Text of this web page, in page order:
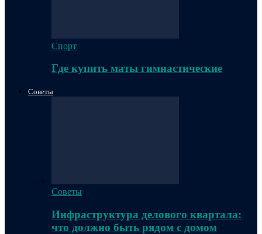
Спорт
Где купить маты гимнастические
Советы
Советы
Инфраструктура делового квартала:
что должно быть рядом с домом